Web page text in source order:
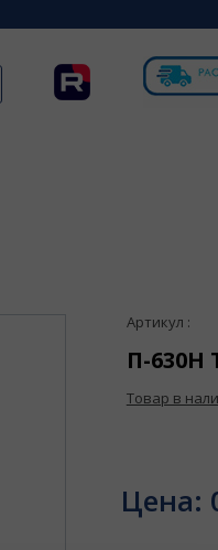
Артикул :
П-630Н
Товар в
Цена: